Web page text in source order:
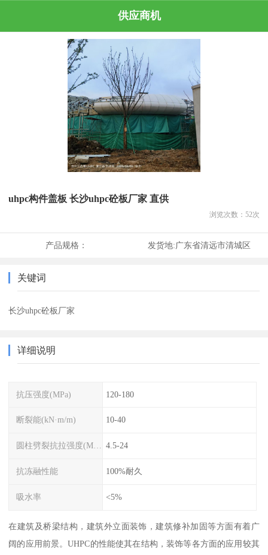
供应商机
uhpc构件盖板 长沙uhpc砼板厂家 直供
浏览次数： 52次
产品规格： 发货地:广东省清远市清城区
关键词
长沙uhpc砼板厂家
详细说明
抗压强度(MPa) 120-180
断裂能(kN·m/m) 10-40
圆柱劈裂抗拉强度(MPa) 4.5-24
抗冻融性能 100%耐久
吸水率 <5%
在建筑及桥梁结构，建筑外立面装饰，建筑修补加固等方面有着广
阔的应用前景。UHPC的性能使其在结构，装饰等各方面的应用较其